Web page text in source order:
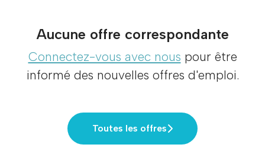
Aucune offre correspondante
Connectez-vous avec nous pour être
informé des nouvelles offres d'emploi.
Toutes les offres